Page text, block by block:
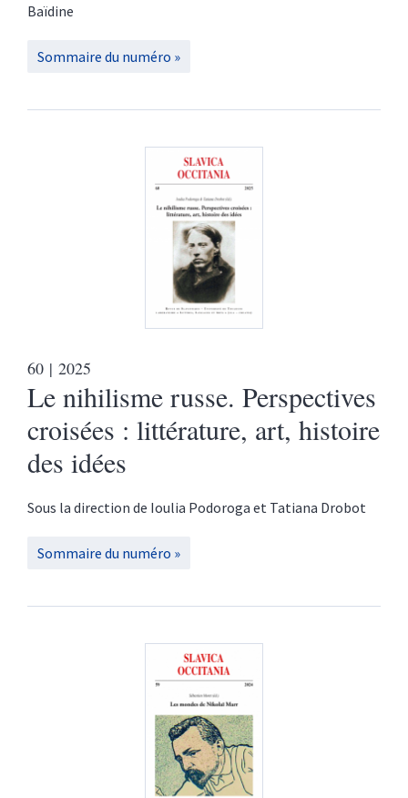
Baïdine
Sommaire du numéro
60 | 2025
Le nihilisme russe. Perspectives
croisées : littérature, art, histoire
des idées
Sous la direction de Ioulia Podoroga et Tatiana Drobot
Sommaire du numéro